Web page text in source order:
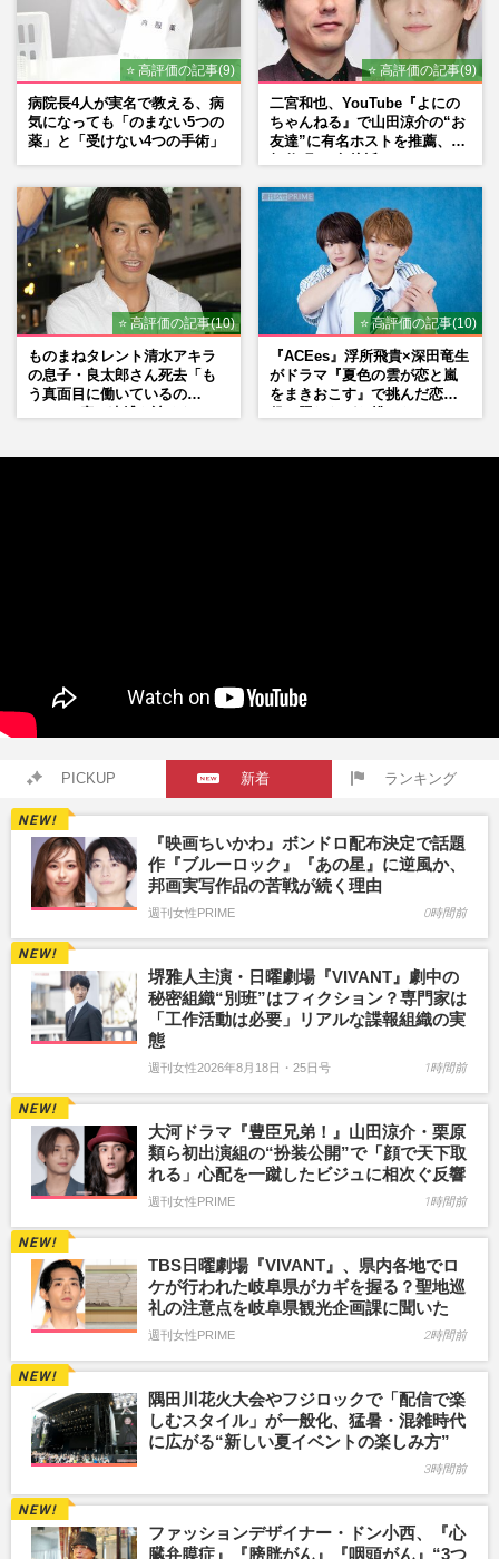
⭐ 高評価の記事(9)
病院長4人が実名で教える、病
気になっても「のまない5つの
薬」と「受けない4つの手術」
⭐ 高評価の記事(9)
二宮和也、YouTube『よにの
ちゃんねる』で山田涼介の“お
友達”に有名ホストを推薦、歌
⭐ 高評価の記事(10)
ものまねタレント清水アキラ
の息子・良太郎さん死去「も
う真面目に働いているの
⭐ 高評価の記事(10)
『ACEes』浮所飛貴×深田竜生
がドラマ『夏色の雲が恋と嵐
をまきおこす』で挑んだ恋人
PICKUP 新着 ランキング
『映画ちいかわ』ボンドロ配布決定で話題
作『ブルーロック』『あの星』に逆風か、
邦画実写作品の苦戦が続く理由
週刊女性PRIME 0時間前
堺雅人主演・日曜劇場『VIVANT』劇中の
秘密組織“別班”はフィクション？専門家は
「工作活動は必要」リアルな諜報組織の実
態
週刊女性2026年8月18日・25日号 1時間前
大河ドラマ『豊臣兄弟！』山田涼介・栗原
類ら初出演組の“扮装公開”で「顔で天下取
れる」心配を一蹴したビジュに相次ぐ反響
週刊女性PRIME 1時間前
TBS日曜劇場『VIVANT』、県内各地でロ
ケが行われた岐阜県がカギを握る？聖地巡
礼の注意点を岐阜県観光企画課に聞いた
週刊女性PRIME 2時間前
隅田川花火大会やフジロックで「配信で楽
しむスタイル」が一般化、猛暑・混雑時代
に広がる“新しい夏イベントの楽しみ方”
3時間前
ファッションデザイナー・ドン小西、『心
臓弁膜症』『膀胱がん』『咽頭がん』“3つ